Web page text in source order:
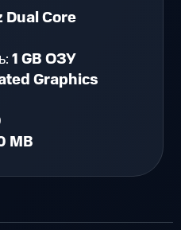
Dual Core
1 GB ОЗУ
Graphics
MB